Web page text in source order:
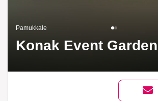
Pamukkale
Konak Event Garden